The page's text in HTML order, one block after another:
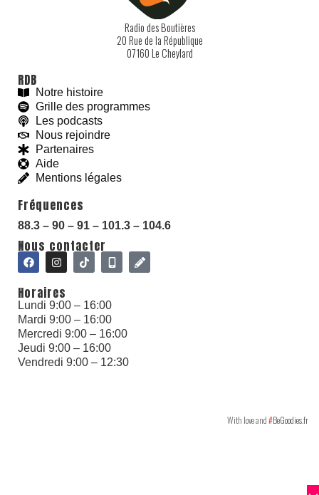
Radio des Boutières
20 Rue de la République
07160 Le Cheylard
RDB
Notre histoire
Grille des programmes
Les podcasts
Nous rejoindre
Partenaires
Aide
Mentions légales
Fréquences
88.3 – 90 – 91 – 101.3 – 104.6
Nous contacter
Horaires
Lundi 9:00 – 16:00
Mardi 9:00 – 16:00
Mercredi 9:00 – 16:00
Jeudi 9:00 – 16:00
Vendredi 9:00 – 12:30
With love and#BeGoodies.fr